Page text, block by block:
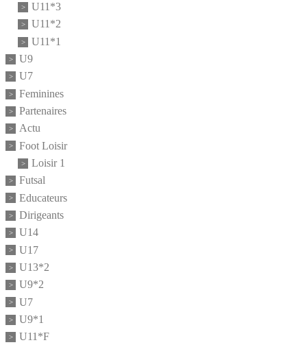
U11*3
U11*2
U11*1
U9
U7
Feminines
Partenaires
Actu
Foot Loisir
Loisir 1
Futsal
Educateurs
Dirigeants
U14
U17
U13*2
U9*2
U7
U9*1
U11*F